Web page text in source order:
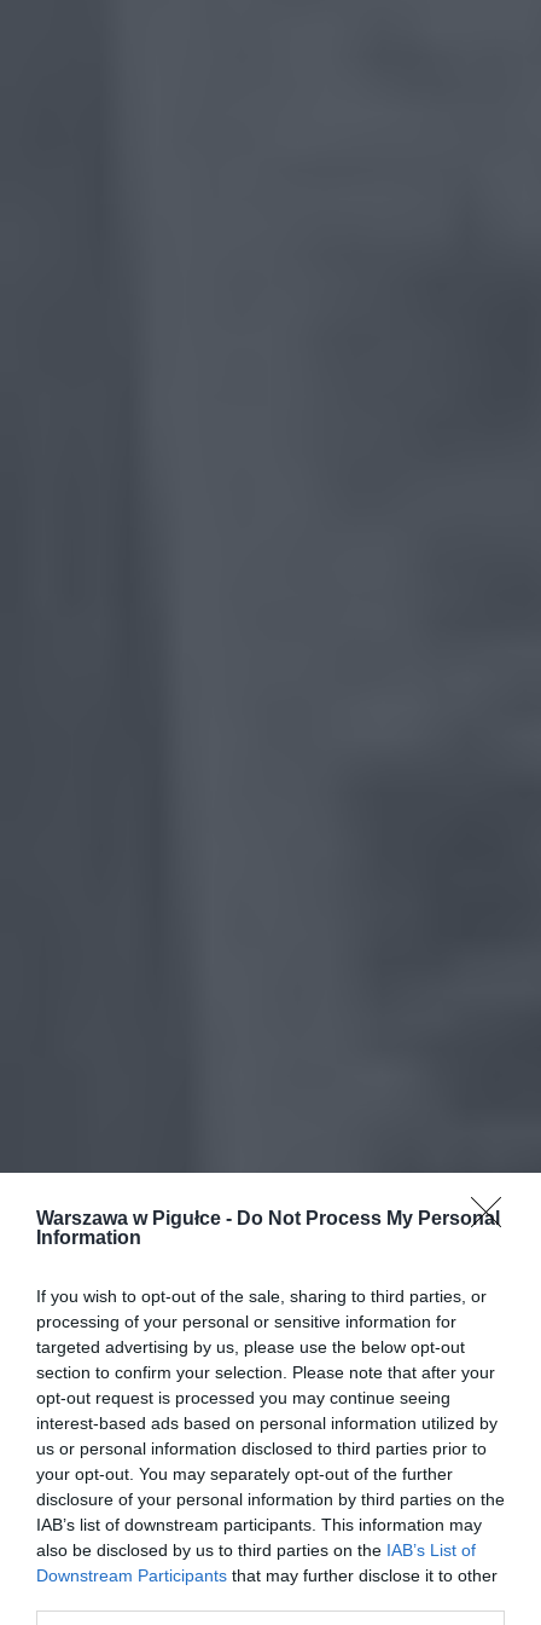
Warszawa w Pigułce - Do Not Process My Personal
Information
If you wish to opt-out of the sale, sharing to third parties, or
processing of your personal or sensitive information for
targeted advertising by us, please use the below opt-out
section to confirm your selection. Please note that after your
opt-out request is processed you may continue seeing
interest-based ads based on personal information utilized by
us or personal information disclosed to third parties prior to
your opt-out. You may separately opt-out of the further
disclosure of your personal information by third parties on the
IAB’s list of downstream participants. This information may
also be disclosed by us to third parties on the IAB’s List of
Downstream Participants that may further disclose it to other